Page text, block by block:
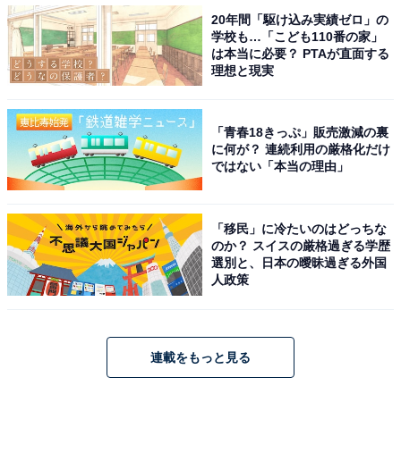
一方で、実家暮らしで苦労していることについては「苦
労しているというほどではありません」と断ってから
「生活の時間帯が違う事」を例に挙げてくれました。
「両親は早朝から活動し始めますが、自分は朝は苦手な
方でギリギリまで寝ているタイプです。食事の時間帯も
全く合わないので一緒に食事をする事は滅多にありませ
を話しています。
また、お金に関する悩みについても「実家暮らしをする
上で、「毎月の交際費や衣服代・趣味代などで出費がか
さむため、思うように貯金が増やせていない事」と個人
20年間「駆け込み実績ゼロ」の
学校も…「こども110番の家」
は本当に必要？ PTAが直面する
理想と現実
「青春18きっぷ」販売激減の裏
に何が？ 連続利用の厳格化だけ
ではない「本当の理由」
「移民」に冷たいのはどっちな
のか？ スイスの厳格過ぎる学歴
選別と、日本の曖昧過ぎる外国
人政策
連載をもっと見る